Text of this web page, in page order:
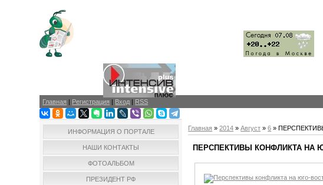
Главная | Регистрация | Вход | RSS
ИНФОРМАЦИЯ О ПОРТАЛЕ
НАШИ КОНТАКТЫ
ФОТОАЛЬБОМ
ПРЕЗИДЕНТ РФ
Главная »2014 » Август » 6 »
ПЕРСПЕКТИВЫ КОНФЛИКТА НА